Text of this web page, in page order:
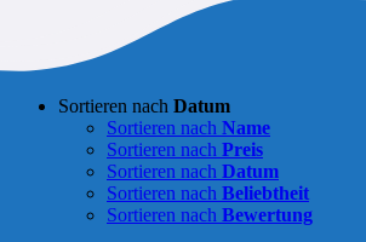
Sortieren nach Datum
Sortieren nach Name
Sortieren nach Preis
Sortieren nach Datum
Sortieren nach Beliebtheit
Sortieren nach Bewertung